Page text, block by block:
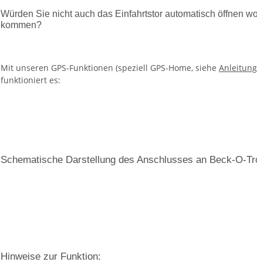
Würden Sie nicht auch das Einfahrtstor automatisch öffnen
kommen?
Mit unseren GPS-Funktionen (speziell GPS-Home, siehe Anleitung
funktioniert es:
Schematische Darstellung des Anschlusses an Beck-O-
Hinweise zur Funktion: